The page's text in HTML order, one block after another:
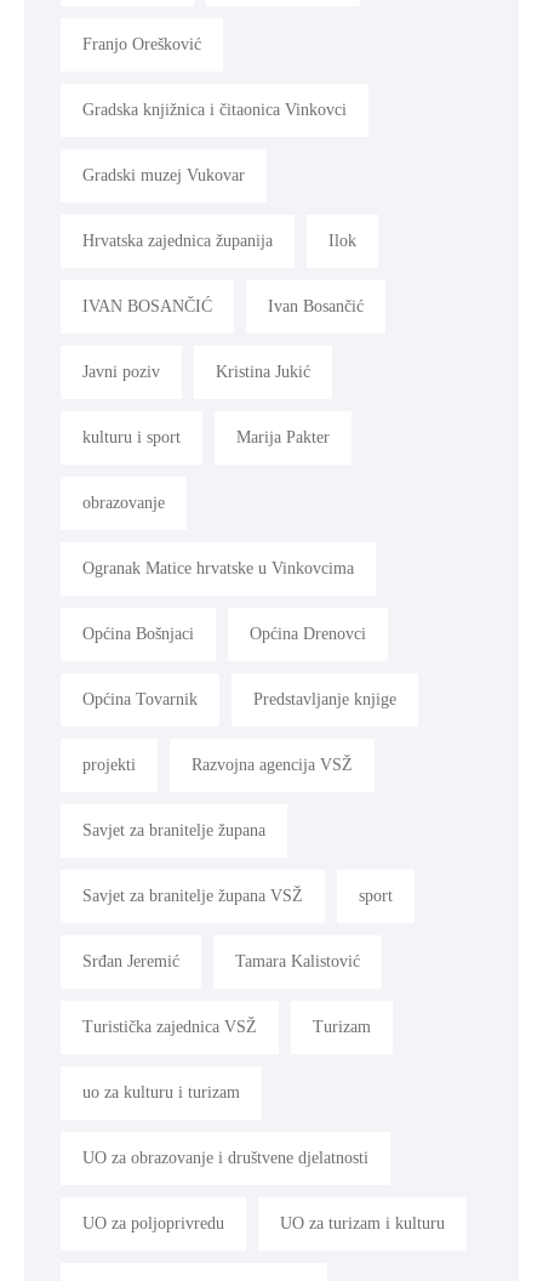
Franjo Orešković
Gradska knjižnica i čitaonica Vinkovci
Gradski muzej Vukovar
Hrvatska zajednica županija Ilok
IVAN BOSANČIĆ Ivan Bosančić
Javni poziv Kristina Jukić
kulturu i sport Marija Pakter
obrazovanje
Ogranak Matice hrvatske u Vinkovcima
Općina Bošnjaci Općina Drenovci
Općina Tovarnik Predstavljanje knjige
projekti Razvojna agencija VSŽ
Savjet za branitelje župana
Savjet za branitelje župana VSŽ sport
Srđan Jeremić Tamara Kalistović
Turistička zajednica VSŽ Turizam
uo za kulturu i turizam
UO za obrazovanje i društvene djelatnosti
UO za poljoprivredu UO za turizam i kulturu